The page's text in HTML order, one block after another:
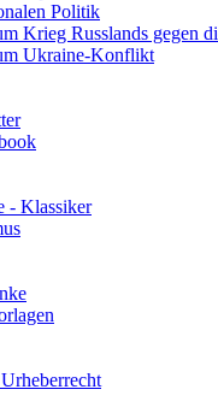
Politik
Krieg Russlands gegen
Ukraine-Konflikt
- Klassiker